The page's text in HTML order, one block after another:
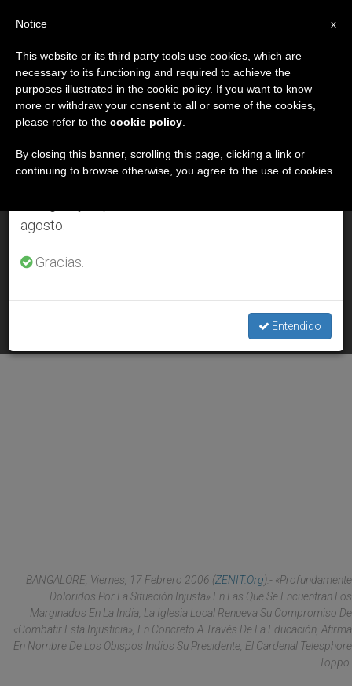
DÍA
Febrero 17th, 2006
ÚLTIMAS NOTICIAS
Las escuelas católicas indias reservarán un cupo para los
FEB 17, 2006 00:00
BANGALORE, Viernes, 17 Febrero 2006 (ZENIT.org).- «Profundamente
Doloridos Por La Situación Injusta» En Las Que Se Encuentran Los
Marginados En La India, La Iglesia Local Renueva Su Compromiso De
«combatir Esta Injusticia», En Concreto A Través De La Educación, Afirma
En Nombre De Los Obispos Indios Su Presidente, El Cardenal Telesphore
Toppo.
×
Aviso importante
Del 27 de julio al 7 de agosto haremos la pausa
anual, aprovechando que en el periodo de verano
se generan menos informaciones y también el
agosto.
Gracias.
Entendido
x
Notice
This website or its third party tools use cookies, which are
necessary to its functioning and required to achieve the
purposes illustrated in the cookie policy. If you want to know
more or withdraw your consent to all or some of the cookies,
please refer to the cookie policy
By closing this banner, scrolling this page, clicking a link or
continuing to browse otherwise, you agree to the use of cookies.